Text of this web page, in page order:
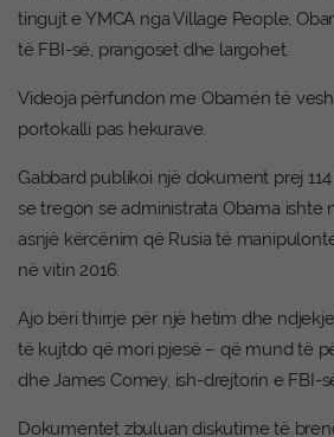
tingujt e YMCA nga Village People,
të FBI-së, prangoset dhe largohet.
Videoja përfundon me Obamën të
portokalli pas hekurave.
Gabbard publikoi një dokument prej
se tregon se administrata Obama ishte
asnjë kërcënim që Rusia të
në vitin 2016.
Ajo bëri thirrje për një hetim dhe
të kujtdo që mori pjesë – që mund të
dhe James Comey, ish-drejtorin e FBI-
Dokumentet zbuluan diskutime të